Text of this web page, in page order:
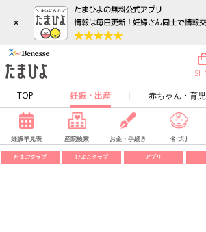
×
TOP 妊娠・出産 赤ちゃん・育児
妊娠早見表 産院検索 お金・手続き 名づけ
たまごクラブ ひよこクラブ アプリ